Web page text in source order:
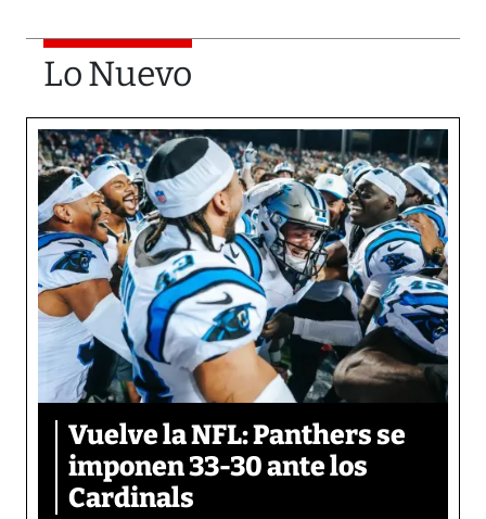
Lo Nuevo
Vuelve la NFL: Panthers se
imponen 33-30 ante los
Cardinals